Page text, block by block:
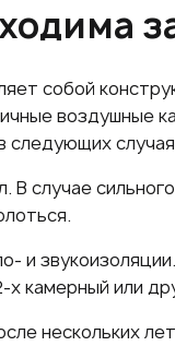
собой
воздушные
следующих
В случае
и
камерный или
нескольких